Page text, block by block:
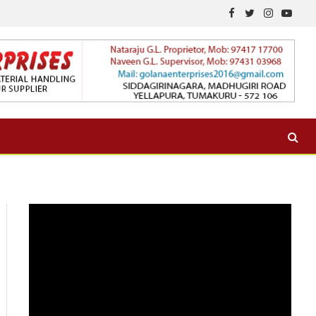
Facebook
TwitterInstagram